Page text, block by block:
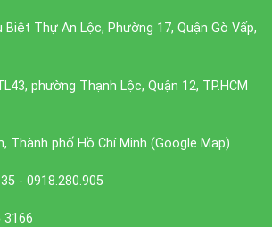
Thự An Lộc, Phường 17, Quận Gò Vấp,
phường Thạnh Lộc, Quận 12, TP.HCM
Thành phố Hồ Chí Minh (Google Map)
- 0918.280.905
3166